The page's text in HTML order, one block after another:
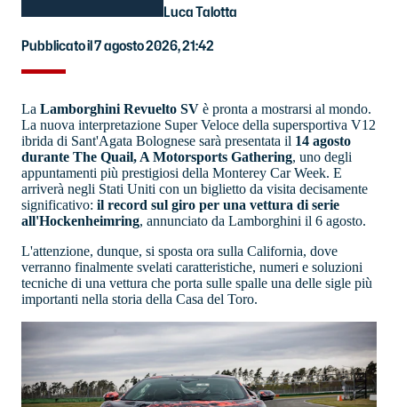
Luca Talotta
Pubblicato il 7 agosto 2026, 21:42
La Lamborghini Revuelto SV è pronta a mostrarsi al mondo.
La nuova interpretazione Super Veloce della supersportiva V12
ibrida di Sant'Agata Bolognese sarà presentata il 14 agosto
durante The Quail, A Motorsports Gathering, uno degli
appuntamenti più prestigiosi della Monterey Car Week. E
arriverà negli Stati Uniti con un biglietto da visita decisamente
significativo: il record sul giro per una vettura di serie
all'Hockenheimring, annunciato da Lamborghini il 6 agosto.
L'attenzione, dunque, si sposta ora sulla California, dove
verranno finalmente svelati caratteristiche, numeri e soluzioni
tecniche di una vettura che porta sulle spalle una delle sigle più
importanti nella storia della Casa del Toro.